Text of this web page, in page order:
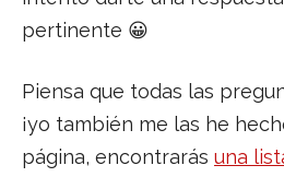
pertinente 😀
Piensa que todas las
¡yo también me las he
página, encontrarás una